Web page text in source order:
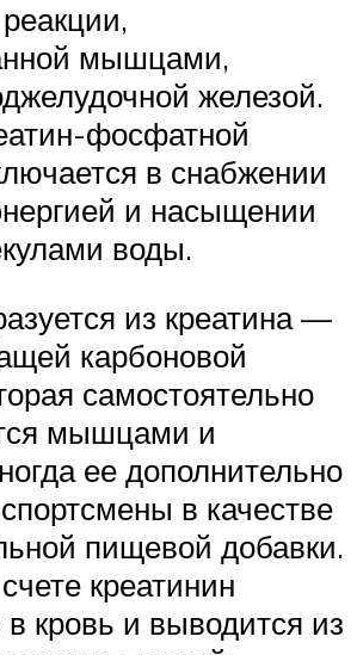
мышцами,
железой.
фосфатной
в снабжении
и насыщении
воды.
из креатина —
карбоновой
самостоятельно
мышцами и
ее дополнительно
в качестве
пищевой добавки.
креатинин
кровь и выводится из